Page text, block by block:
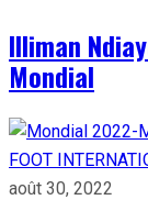
Illiman
Mondial
FOOT
août 30, 2022